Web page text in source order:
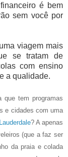
é bem
sem você por
viagem mais
se tratam de
com ensino
a qualidade.
que tem programas
e cidades com uma
? A apenas
(que a faz ser
da praia e colada